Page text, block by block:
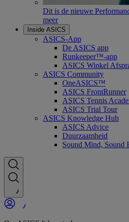
Dit is de nieuwe
meer
Inside ASICS
ASICS-App
De ASICS app
Runkeeper™-app
ASICS Winkel
ASICS Community
OneASICS™
ASICS FrontRunner
ASICS Tennis
ASICS Trial Tour
ASICS Knowledge Hub
ASICS Advice
Duurzaamheid
Sound Mind, Sound